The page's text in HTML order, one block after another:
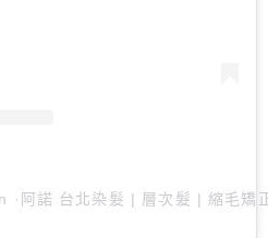
阿諾 台北染髮 | 層次髮 | 縮毛矯